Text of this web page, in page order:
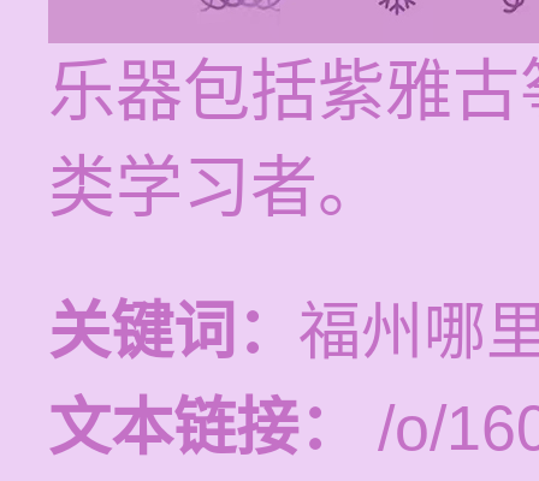
乐器包括紫雅
类学习者。
关键词： 福州哪
文本链接：
/o/